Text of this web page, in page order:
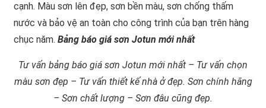
cạnh. Màu sơn lên đẹp, sơn bền màu, sơn chống thấm
nước và bảo vệ an toàn cho công trình của bạn trên hàng
chục năm. Bảng báo giá sơn Jotun mới nhất
Tư vấn bảng báo giá sơn Jotun mới nhất – Tư vấn chọn
màu sơn đẹp – Tư vấn thiết kế nhà ở đẹp. Sơn chính hãng
– Sơn chất lượng – Sơn đâu cũng đẹp.